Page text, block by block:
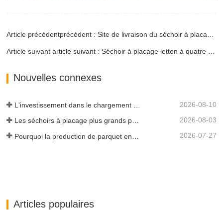
Nouvelles connexes
2026-08-10
Les séchoirs à placage plus grands permettent-ils vraiment d'économiser de l'argent ? 2026-08-03
2026-07-27
Articles populaires